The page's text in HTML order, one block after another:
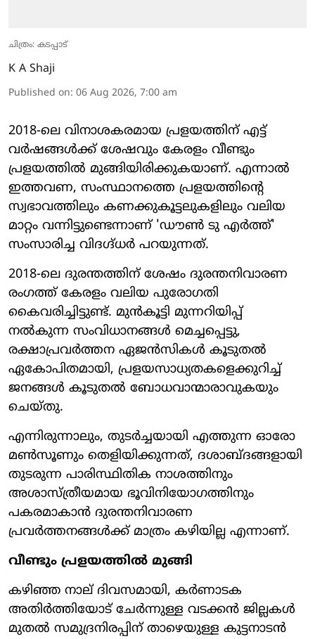
ചിത്രം: കടപ്പാട്
K A Shaji
Published on: 06 Aug 2026, 7:00 am
2018-ലെ വിനാശകരമായ പ്രളയത്തിന് എട്ട്
വർഷങ്ങൾക്ക് ശേഷവും കേരളം വീണ്ടും
പ്രളയത്തിൽ മുങ്ങിയിരിക്കുകയാണ്. എന്നാൽ
ഇത്തവണ, സംസ്ഥാനത്തെ പ്രളയത്തിന്റെ
സ്വഭാവത്തിലും കണക്കുകൂട്ടലുകളിലും വലിയ
മാറ്റം വന്നിട്ടുണ്ടെന്നാണ് 'ഡൗൺ ടു എർത്ത്'
സംസാരിച്ച വിദഗ്ദ്ധർ പറയുന്നത്.
2018-ലെ ദുരന്തത്തിന് ശേഷം ദുരന്തനിവാരണ
രംഗത്ത് കേരളം വലിയ പുരോഗതി
കൈവരിച്ചിട്ടുണ്ട്. മുൻകൂട്ടി മുന്നറിയിപ്പ്
നൽകുന്ന സംവിധാനങ്ങൾ മെച്ചപ്പെട്ടു,
രക്ഷാപ്രവർത്തന ഏജൻസികൾ കൂടുതൽ
ഏകോപിതമായി, പ്രളയസാധ്യതകളെക്കുറിച്ച്
ജനങ്ങൾ കൂടുതൽ ബോധവാന്മാരാവുകയും
ചെയ്തു.
എന്നിരുന്നാലും, തുടർച്ചയായി എത്തുന്ന ഓരോ
മൺസൂണും തെളിയിക്കുന്നത്, ദശാബ്ദങ്ങളായി
തുടരുന്ന പാരിസ്ഥിതിക നാശത്തിനും
അശാസ്ത്രീയമായ ഭൂവിനിയോഗത്തിനും
പകരമാകാൻ ദുരന്തനിവാരണ
പ്രവർത്തനങ്ങൾക്ക് മാത്രം കഴിയില്ല എന്നാണ്.
വീണ്ടും പ്രളയത്തിൽ മുങ്ങി
കഴിഞ്ഞ നാല് ദിവസമായി, കർണാടക
അതിർത്തിയോട് ചേർന്നുള്ള വടക്കൻ ജില്ലകൾ
മുതൽ സമുദ്രനിരപ്പിന് താഴെയുള്ള കുട്ടനാടൻ